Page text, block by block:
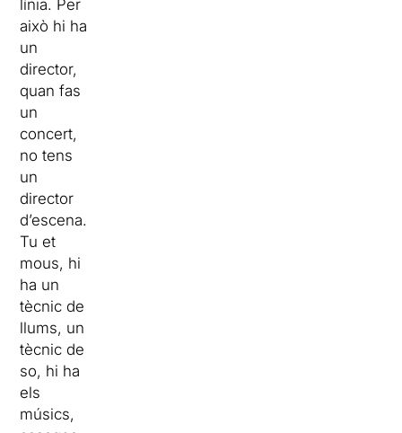
línia. Per
això hi ha
un
director,
quan fas
un
concert,
no tens
un
director
d’escena.
Tu et
mous, hi
ha un
tècnic de
llums, un
tècnic de
so, hi ha
els
músics,